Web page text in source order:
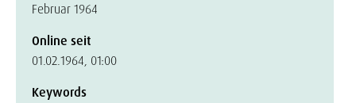
Februar 1964
Online seit
01.02.1964, 01:00
Keywords